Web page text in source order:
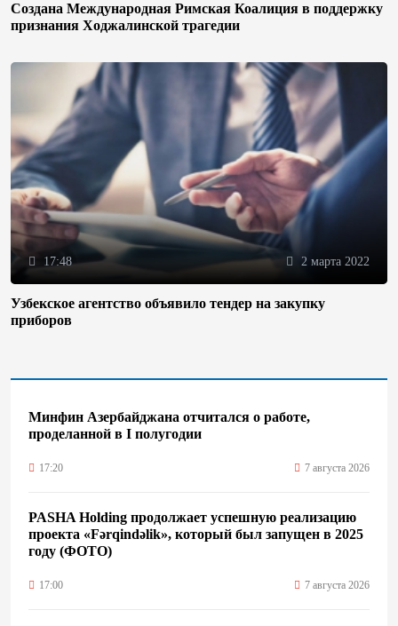
Создана Международная Римская Коалиция в поддержку
признания Ходжалинской трагедии
17:48 2 марта 2022
Узбекское агентство объявило тендер на закупку
приборов
Минфин Азербайджана отчитался о работе,
проделанной в I полугодии
17:20 7 августа 2026
PASHA Holding продолжает успешную реализацию
проекта «Fərqindəlik», который был запущен в 2025
году (ФОТО)
17:00 7 августа 2026